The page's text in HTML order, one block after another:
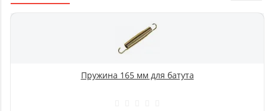
Пружина 165 мм для батута